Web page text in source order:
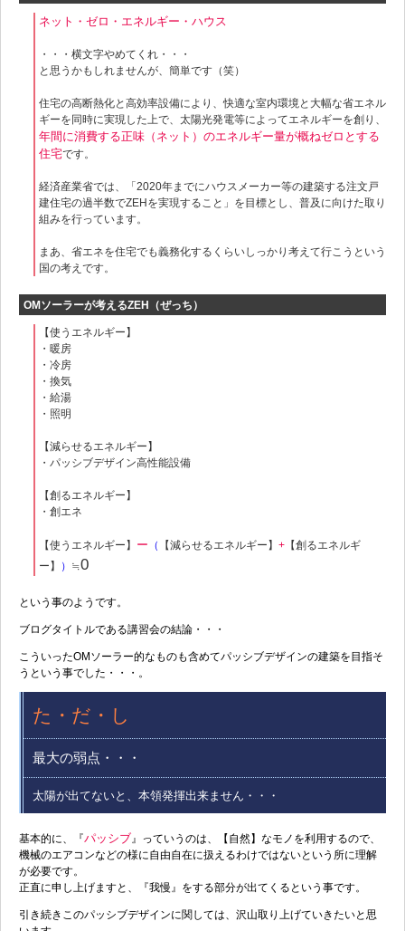
ネット・ゼロ・エネルギー・ハウス
・・・横文字やめてくれ・・・
と思うかもしれませんが、簡単です（笑）
住宅の高断熱化と高効率設備により、快適な室内環境と大幅な省エネル
ギーを同時に実現した上で、太陽光発電等によってエネルギーを創り、
年間に消費する正味（ネット）のエネルギー量が概ねゼロとする
住宅です。
経済産業省では、「2020年までにハウスメーカー等の建築する注文戸
建住宅の過半数でZEHを実現すること」を目標とし、普及に向けた取り
組みを行っています。
まあ、省エネを住宅でも義務化するくらいしっかり考えて行こうという
国の考えです。
OMソーラーが考えるZEH（ぜっち）
【使うエネルギー】
・暖房
・冷房
・換気
・給湯
・照明
【減らせるエネルギー】
・パッシブデザイン高性能設備
【創るエネルギー】
・創エネ
【使うエネルギー】 ー （ 【減らせるエネルギー】 + 【創るエネルギ
ー】
） ≒0
という事のようです。
ブログタイトルである講習会の結論・・・
こういったOMソーラー的なものも含めてパッシブデザインの建築を目指そ
うという事でした・・・。
た・だ・し
最大の弱点・・・
太陽が出てないと、本領発揮出来ません・・・
基本的に、『パッシブ』っていうのは、【自然】なモノを利用するので、
機械のエアコンなどの様に自由自在に扱えるわけではないという所に理解
が必要です。
正直に申し上げますと、『我慢』をする部分が出てくるという事です。
引き続きこのパッシブデザインに関しては、沢山取り上げていきたいと思